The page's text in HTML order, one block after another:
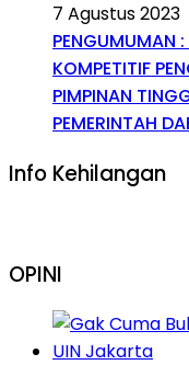
7 Agustus 2023
PENGUMUMAN
KOMPETITIF
PIMPINAN
PEMERINTAH
Info Kehilangan
OPINI